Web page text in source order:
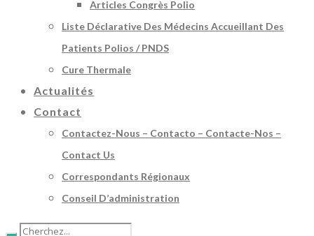
Articles Congrès Polio
Liste Déclarative Des Médecins Accueillant Des
Patients Polios / PNDS
Cure Thermale
Actualités
Contact
Contactez-Nous – Contacto – Contacte-Nos –
Contact Us
Correspondants Régionaux
Conseil D’administration